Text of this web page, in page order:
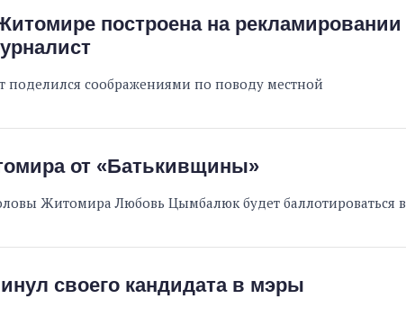
построена на рекламировании
поделился соображениями по поводу местной
от «Батькивщины»
Житомира Любовь Цымбалюк будет баллотироваться в
своего кандидата в мэры
картофеля